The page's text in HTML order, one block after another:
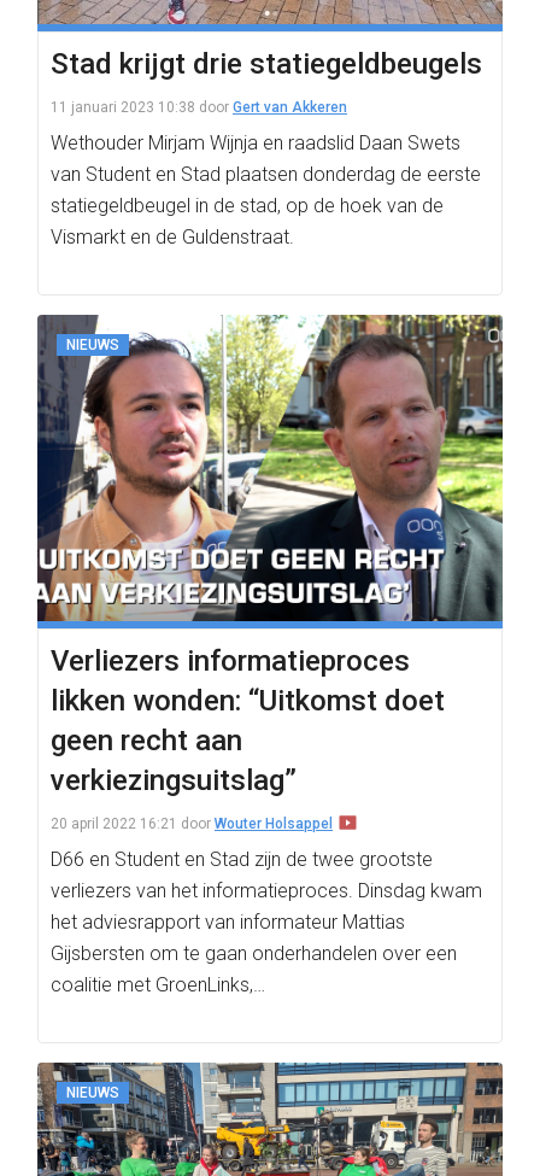
Stad krijgt drie statiegeldbeugels
11 januari 2023 10:38 door Gert van Akkeren
Wethouder Mirjam Wijnja en raadslid Daan Swets
van Student en Stad plaatsen donderdag de eerste
statiegeldbeugel in de stad, op de hoek van de
Vismarkt en de Guldenstraat.
NIEUWS
Verliezers informatieproces
likken wonden: “Uitkomst doet
geen recht aan
verkiezingsuitslag”
20 april 2022 16:21 door Wouter Holsappel
D66 en Student en Stad zijn de twee grootste
verliezers van het informatieproces. Dinsdag kwam
het adviesrapport van informateur Mattias
Gijsbersten om te gaan onderhandelen over een
coalitie met GroenLinks,…
NIEUWS